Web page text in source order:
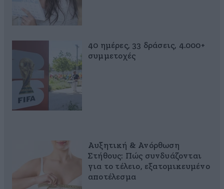
40 ημέρες, 33 δράσεις, 4.000+
συμμετοχές
Αυξητική & Ανόρθωση
Στήθους: Πώς συνδυάζονται
για το τέλειο, εξατομικευμένο
αποτέλεσμα